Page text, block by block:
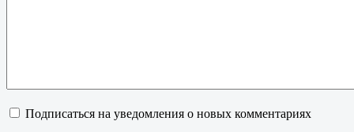
Подписаться на уведомления о новых комментариях